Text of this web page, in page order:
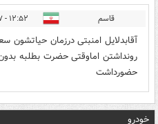
قاسم ۱۲:۵۲ - ۱۴۰۵/۰۴/۱۷
آقابدلایل امنبتی درزمان حیاتشون
رونداشتن اماوقتی حضرت بطلبه
حضورداشت
خودرو